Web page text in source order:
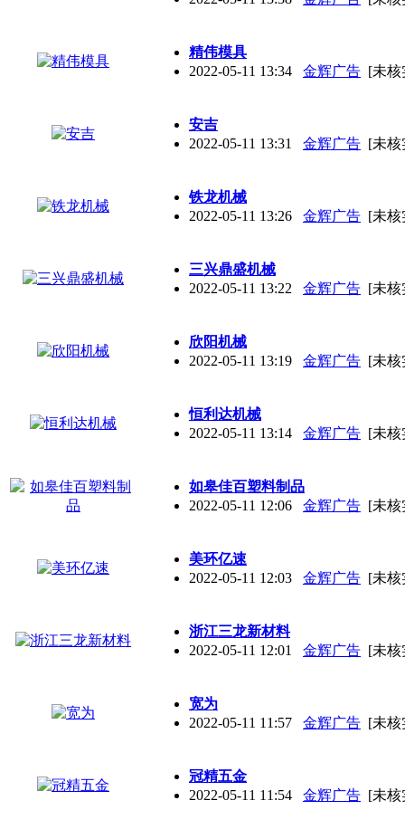
精伟模具
2022-05-11 13:34
金辉广告 [未核
安吉
2022-05-11 13:31
金辉广告 [未核
铁龙机械
2022-05-11 13:26
金辉广告 [未核
三兴鼎盛机械
2022-05-11 13:22
金辉广告 [未核
欣阳机械
2022-05-11 13:19
金辉广告 [未核
恒利达机械
2022-05-11 13:14
金辉广告 [未核
如皋佳百塑料制品
2022-05-11 12:06
金辉广告 [未核
美环亿速
2022-05-11 12:03
金辉广告 [未核
浙江三龙新材料
2022-05-11 12:01
金辉广告 [未核
宽为
2022-05-11 11:57
金辉广告 [未核
冠精五金
2022-05-11 11:54
金辉广告 [未核